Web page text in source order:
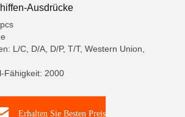
Ausdrücke
L/C, D/A, D/P, T/T, Western Union,
Fähigkeit: 2000
Erhalten Sie Besten Preis